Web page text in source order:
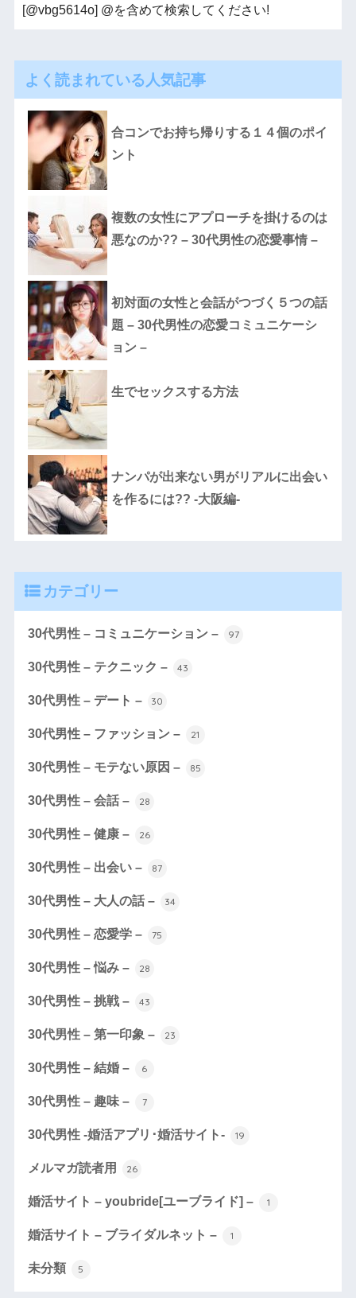
[@vbg5614o] @を含めて検索してください!
よく読まれている人気記事
合コンでお持ち帰りする１４個のポイ
ント
複数の女性にアプローチを掛けるのは
悪なのか?? – 30代男性の恋愛事情 –
初対面の女性と会話がつづく５つの話
題 – 30代男性の恋愛コミュニケーシ
ョン –
生でセックスする方法
ナンパが出来ない男がリアルに出会い
を作るには?? -大阪編-
カテゴリー
30代男性 – コミュニケーション – 97
30代男性 – テクニック – 43
30代男性 – デート – 30
30代男性 – ファッション – 21
30代男性 – モテない原因 – 85
30代男性 – 会話 – 28
30代男性 – 健康 – 26
30代男性 – 出会い – 87
30代男性 – 大人の話 – 34
30代男性 – 恋愛学 – 75
30代男性 – 悩み – 28
30代男性 – 挑戦 – 43
30代男性 – 第一印象 – 23
30代男性 – 結婚 – 6
30代男性 – 趣味 – 7
30代男性 -婚活アプリ･婚活サイト- 19
メルマガ読者用 26
婚活サイト – youbride[ユーブライド] – 1
婚活サイト – ブライダルネット – 1
未分類 5